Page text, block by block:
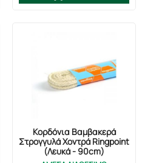
Κορδόνια Βαμβακερά
Στρογγυλά Χοντρά Ringpoint
(Λευκά - 90cm)